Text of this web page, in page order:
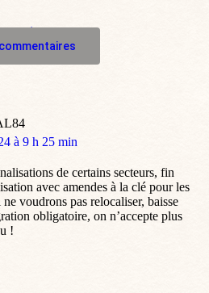
à 9 h 25 min
de certains secteurs, fin
avec amendes à la clé pour les
voudrons pas relocaliser, baisse
obligatoire, on n’accepte plus
!